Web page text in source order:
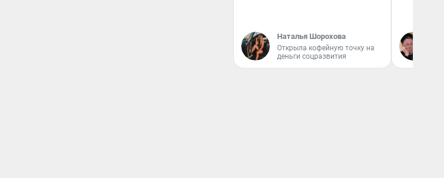
Наталья Шорохова
Открыла кофейную точку на
деньги соцразвития